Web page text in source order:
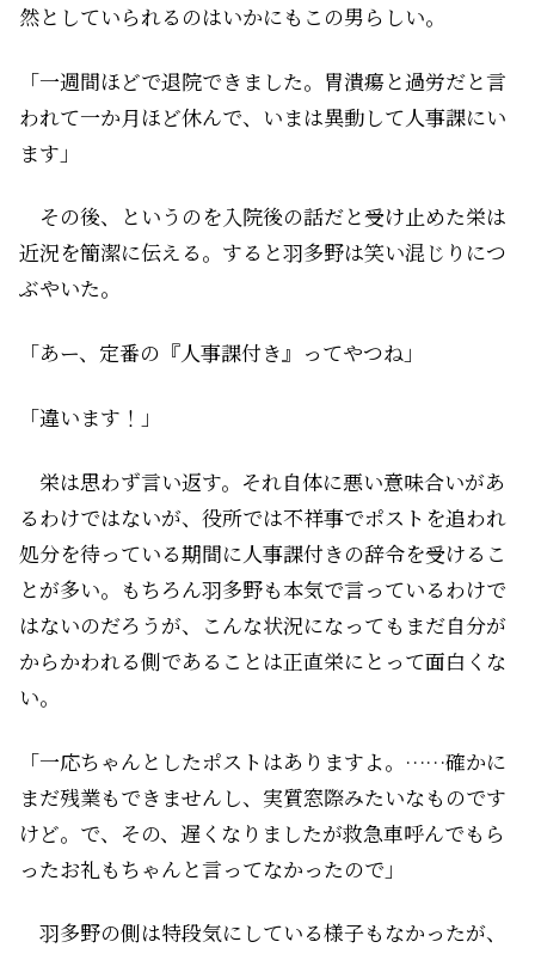
然としていられるのはいかにもこの男らしい。
「一週間ほどで退院できました。胃潰瘍と過労だと言
われて一か月ほど休んで、いまは異動して人事課にい
ます」
その後、というのを入院後の話だと受け止めた栄は
近況を簡潔に伝える。すると羽多野は笑い混じりにつ
ぶやいた。
「あー、定番の『人事課付き』ってやつね」
「違います！」
栄は思わず言い返す。それ自体に悪い意味合いがあ
るわけではないが、役所では不祥事でポストを追われ
処分を待っている期間に人事課付きの辞令を受けるこ
とが多い。もちろん羽多野も本気で言っているわけで
はないのだろうが、こんな状況になってもまだ自分が
からかわれる側であることは正直栄にとって面白くな
い。
「一応ちゃんとしたポストはありますよ。……確かに
まだ残業もできませんし、実質窓際みたいなものです
けど。で、その、遅くなりましたが救急車呼んでもら
ったお礼もちゃんと言ってなかったので」
羽多野の側は特段気にしている様子もなかったが、